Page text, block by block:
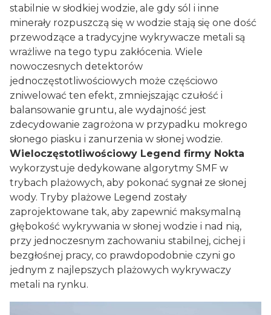
stabilnie w słodkiej wodzie, ale gdy sól i inne
minerały rozpuszczą się w wodzie stają się one dość
przewodzące a tradycyjne wykrywacze metali są
wrażliwe na tego typu zakłócenia. Wiele
nowoczesnych detektorów
jednoczęstotliwościowych może częściowo
zniwelować ten efekt, zmniejszając czułość i
balansowanie gruntu, ale wydajność jest
zdecydowanie zagrożona w przypadku mokrego
słonego piasku i zanurzenia w słonej wodzie.
Wieloczęstotliwościowy Legend firmy Nokta
wykorzystuje dedykowane algorytmy SMF w
trybach plażowych, aby pokonać sygnał ze słonej
wody. Tryby plażowe Legend zostały
zaprojektowane tak, aby zapewnić maksymalną
głębokość wykrywania w słonej wodzie i nad nią,
przy jednoczesnym zachowaniu stabilnej, cichej i
bezgłośnej pracy, co prawdopodobnie czyni go
jednym z najlepszych plażowych wykrywaczy
metali na rynku.